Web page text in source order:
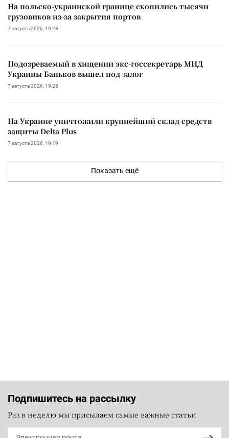
На польско-украинской границе скопились тысячи
грузовиков из-за закрытия портов
7 августа 2026, 19:28
Подозреваемый в хищении экс-госсекретарь МИД
Украины Баньков вышел под залог
7 августа 2026, 19:25
На Украине уничтожили крупнейший склад средств
защиты Delta Plus
7 августа 2026, 19:19
Показать ещё
Подпишитесь на рассылку
Раз в неделю мы присылаем самые важные статьи